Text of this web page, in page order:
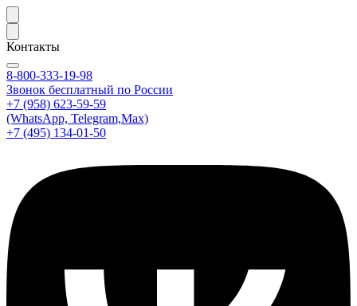
Контакты
8-800-333-19-98
Звонок бесплатный по России
+7 (958) 623-59-59
(WhatsApp, Telegram,Max)
+7 (495) 134-01-50